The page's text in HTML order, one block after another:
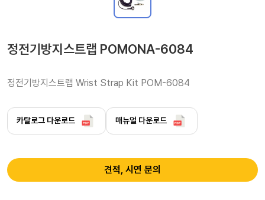
정전기방지스트랩 POMONA-6084
정전기방지스트랩 Wrist Strap Kit POM-6084
카탈로그 다운로드 매뉴얼 다운로드
견적, 시연 문의